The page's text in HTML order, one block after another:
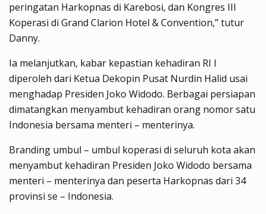
peringatan Harkopnas di Karebosi, dan Kongres III
Koperasi di Grand Clarion Hotel & Convention,” tutur
Danny.
Ia melanjutkan, kabar kepastian kehadiran RI I
diperoleh dari Ketua Dekopin Pusat Nurdin Halid usai
menghadap Presiden Joko Widodo. Berbagai persiapan
dimatangkan menyambut kehadiran orang nomor satu
Indonesia bersama menteri – menterinya.
Branding umbul – umbul koperasi di seluruh kota akan
menyambut kehadiran Presiden Joko Widodo bersama
menteri – menterinya dan peserta Harkopnas dari 34
provinsi se – Indonesia.